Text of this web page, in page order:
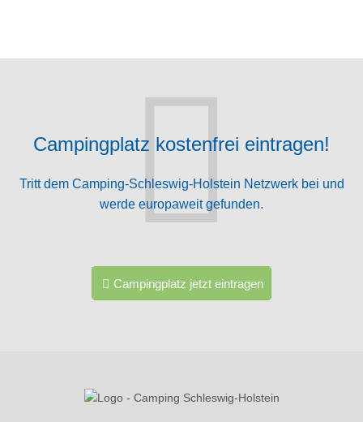
Campingplatz kostenfrei eintragen!
Tritt dem Camping-Schleswig-Holstein Netzwerk bei und
werde europaweit gefunden.
Campingplatz jetzt eintragen